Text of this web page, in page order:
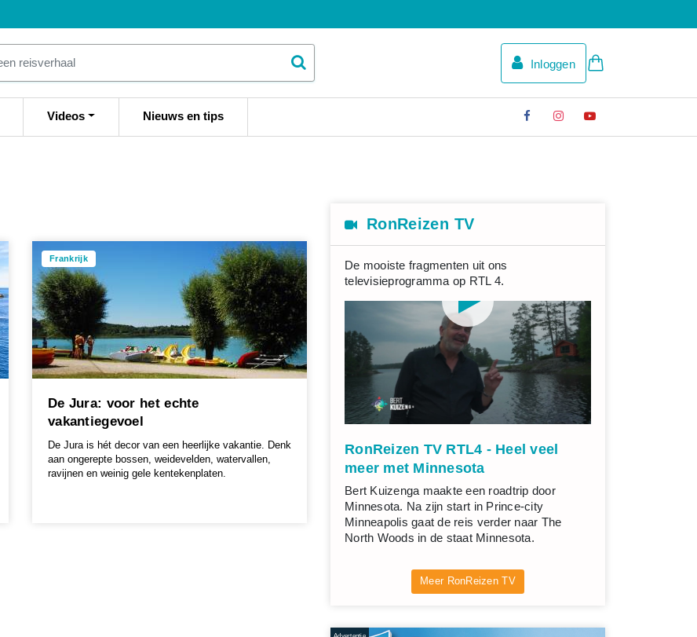
Inloggen
Videos Nieuws en tips
Frankrijk
De Jura: voor het echte
vakantiegevoel
De Jura is hét decor van een heerlijke vakantie. Denk
aan ongerepte bossen, weidevelden, watervallen,
ravijnen en weinig gele kentekenplaten.
RonReizen TV
De mooiste fragmenten uit ons
televisieprogramma op RTL 4.
RonReizen TV RTL4 - Heel veel
meer met Minnesota
Bert Kuizenga maakte een roadtrip door
Minnesota. Na zijn start in Prince-city
Minneapolis gaat de reis verder naar The
North Woods in de staat Minnesota.
Meer RonReizen TV